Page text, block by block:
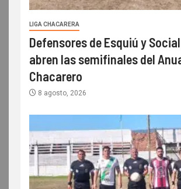
LIGA CHACARERA
Defensores de Esquiú y
abren las semifinales del
Chacarero
8 agosto, 2026